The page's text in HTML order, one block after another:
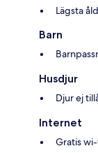
Lägsta
Barn
Husdjur
Djur ej
Internet
Gratis